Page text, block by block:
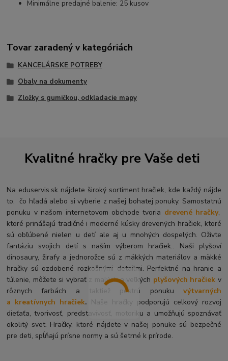
Minimálne predajné balenie: 25 kusov
Tovar zaradený v kategóriách
KANCELÁRSKE POTREBY
Obaly na dokumenty
Zložky s gumičkou, odkladacie mapy
Kvalitné hračky pre Vaše deti
Na eduservis.sk nájdete široký sortiment hračiek, kde každý nájde
to, čo hľadá alebo si vyberie z našej bohatej ponuky. Samostatnú
ponuku v našom internetovom obchode tvoria drevené hračky,
ktoré prinášajú tradičné i moderné kúsky drevených hračiek, ktoré
sú obľúbené nielen u detí ale aj u mnohých dospelých. Oživte
fantáziu svojich detí s naším výberom hračiek.. Naši plyšoví
dinosaury, žirafy a jednorožce sú z mäkkých materiálov a mäkké
hračky sú ozdobené rozkošnými detailmi. Perfektné na hranie a
túlenie, môžete si vybrať z malých a veľkých plyšových hračiek v
rôznych farbách a taktiež pestrú ponuku výtvarných
a kreatívnych hračiek.
Naše hračky podporujú celkový rozvoj
dieťaťa, tvorivosť, predstavivosť, motoriku a umožňujú spoznávať
okolitý svet. Hračky, ktoré nájdete v našej ponuke sú bezpečné
pre deti, spĺňajú prísne normy a sú šetrné k prírode.